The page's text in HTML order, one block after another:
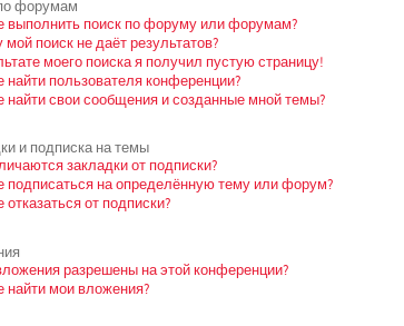
форумам
выполнить поиск по форуму или форумам?
поиск не даёт результатов?
моего поиска я получил пустую страницу!
найти пользователя конференции?
найти свои сообщения и созданные мной темы?
и подписка на темы
закладки от подписки?
подписаться на определённую тему или форум?
отказаться от подписки?
разрешены на этой конференции?
найти мои вложения?